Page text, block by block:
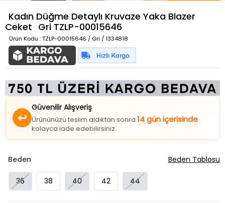
Kadın Düğme Detaylı Kruvaze Yaka Blazer
Ceket Gri TZLP-00015646
Ürün Kodu : TZLP-00015646 / Gri / 1334818
↩
Güvenilir Alışveriş
Ürününüzü teslim aldıktan sonra 14 gün içerisinde
kolayca iade edebilirsiniz.
Beden
36 38 40 42 44
Beden Tablosu